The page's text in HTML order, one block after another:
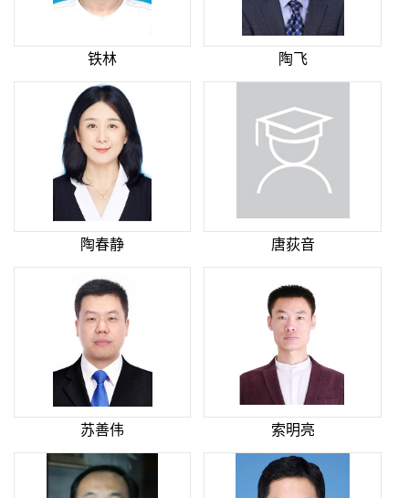
铁林 陶飞
陶春静 唐荻音
苏善伟 索明亮